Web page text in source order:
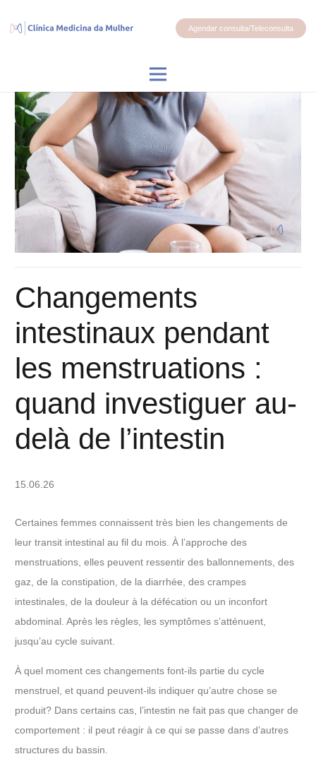
Agendar consulta/Teleconsulta
Changements
intestinaux pendant
les menstruations :
quand investiguer au-
delà de l’intestin
15.06.26
Certaines femmes connaissent très bien les changements de
leur transit intestinal au fil du mois. À l’approche des
menstruations, elles peuvent ressentir des ballonnements, des
gaz, de la constipation, de la diarrhée, des crampes
intestinales, de la douleur à la défécation ou un inconfort
abdominal. Après les règles, les symptômes s’atténuent,
jusqu’au cycle suivant.
À quel moment ces changements font-ils partie du cycle
menstruel, et quand peuvent-ils indiquer qu’autre chose se
produit? Dans certains cas, l’intestin ne fait pas que changer de
comportement : il peut réagir à ce qui se passe dans d’autres
structures du bassin.